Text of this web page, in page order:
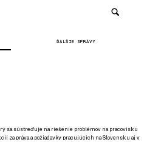
ĎALŠIE SPRÁVY
sa sústreďuje na riešenie problémov na pracovisku
za práva a požiadavky pracujúcich na Slovensku aj v